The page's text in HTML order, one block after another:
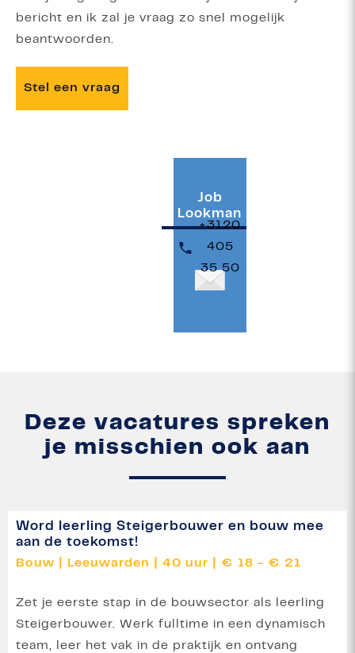
bericht en ik zal je vraag zo snel mogelijk
beantwoorden.
Stel een vraag
Job
Lookman
+3120
405
35 50
Deze vacatures spreken
je misschien ook aan
Word leerling Steigerbouwer en bouw mee
aan de toekomst!
Bouw
Leeuwarden 40 uur € 18 - € 21
Zet je eerste stap in de bouwsector als leerling
Steigerbouwer. Werk fulltime in een dynamisch
team, leer het vak in de praktijk en ontvang